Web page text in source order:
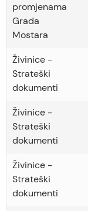
promjenama
Grada
Mostara
Živinice -
Strateški
dokumenti
Živinice -
Strateški
dokumenti
Živinice -
Strateški
dokumenti